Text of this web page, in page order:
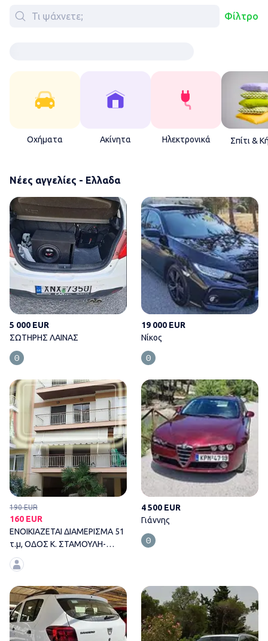
Φίλτρο
Οχήματα Ακίνητα Ηλεκτρονικά Σπίτι &
Νέες αγγελίες - Ελλαδα
ΣΩΤΗΡΗΣ ΛΑΙΝΑΣ
5 000 EUR
ΣΩΤΗΡΗΣ ΛΑΙΝΑΣ
19 000 EUR
Νίκος
ΕΝΟΙΚΙΑΖΕΤΑΙ
190 EUR
160 EUR
ΕΝΟΙΚΙΑΖΕΤΑΙ ΔΙΑΜΕΡΙΣΜΑ 51
τ.μ, ΟΔΟΣ K. ΣΤΑΜΟΥΛΗ-
ΣΕΡΡΕΣ (ΚΕΝΤΡΟ)
4 500 EUR
Γιάννης
Παναγιωτης